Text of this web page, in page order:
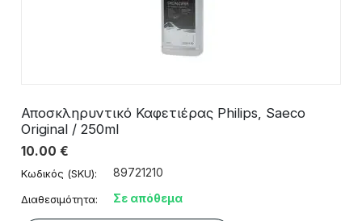
Αποσκληρυντικό Καφετιέρας Philips, Saeco
Original / 250ml
10.00 €
Κωδικός (SKU): 89721210
Διαθεσιμότητα: Σε απόθεμα